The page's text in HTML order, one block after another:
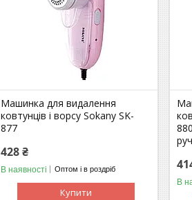
Машинка для видалення
ковтунців і ворсу Sokany SK-
877
428 ₴
В наявності Оптом і в роздріб
Купити
В